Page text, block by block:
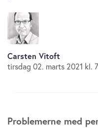
Carsten Vitoft
tirsdag 02. marts 2021 kl.
Problemerne med